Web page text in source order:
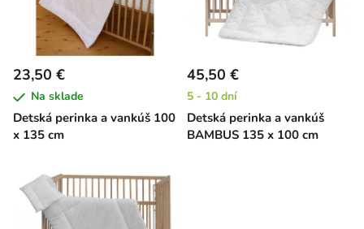
r
o
d
u
Detská perinka a vankúš 100
x 135 cm
23,50 €
Na sklade
Detská perinka a vankúš
BAMBUS 135 x 100 cm
45,50 €
5 - 10 dní